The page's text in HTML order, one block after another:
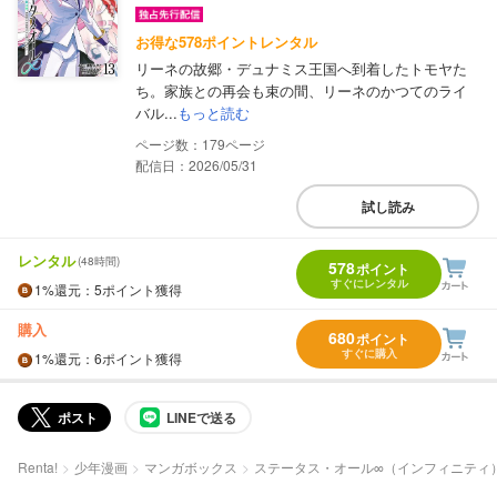
お得な578ポイントレンタル
リーネの故郷・デュナミス王国へ到着したトモヤた
ち。家族との再会も束の間、リーネのかつてのライ
バル...もっと読む
179
配信日：2026/05/31
試し読み
レンタル(48時間)
1%還元 ：5ポイント獲得
578ポイント
すぐにレンタル
購入
1%還元 ：6ポイント獲得
680ポイント
すぐに購入
ポスト LINEで送る
Renta! 少年漫画 マンガボックス ステータス・オール∞（インフィニテ